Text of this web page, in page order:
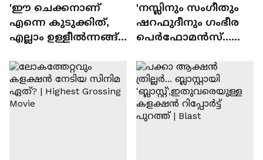
'ഈ ചെക്കനാണ്
എന്നെ കുടുക്കിത്,
എല്ലാം ഉള്ളീൽന്നങ്ങ്
സിനിമയിലെ
'അമ്മമ്മ' ഡോളി
ജൂൺ | Balan
'നസ്ലിനും സംഗീതും
ഷറഫുദീനും ഗംഭീര
പെർഫോമൻസ്...
ടൈംസ്' | Mollywood
Times